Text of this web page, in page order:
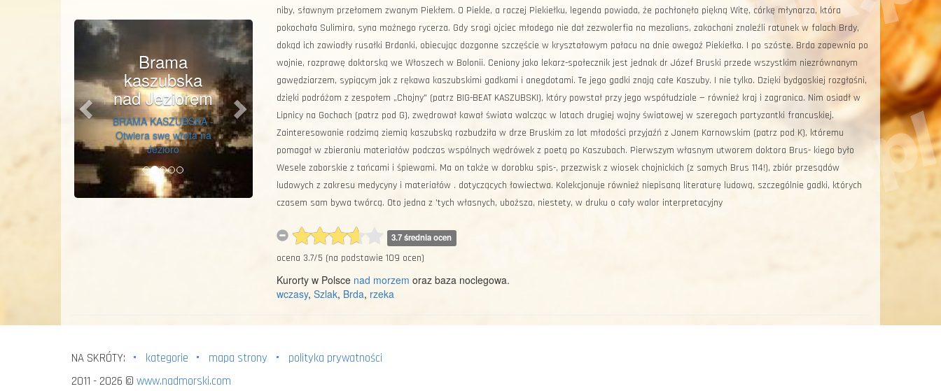
Brama
kaszubska
nad Jeziorem
BRAMA KASZUBSKA -
Otwiera swe wrota na
Je­zioro
Previous Next
niby, sławnym przełomem zwanym Piekłem. O Piekle, a raczej Piekiełku, legenda powiada, że pochło­nęło piękną Witę, córkę młynarza, która
pokochała Sulimira, syna możnego ry­cerza. Gdy srogi ojciec mło­dego nie dał zezwolerfia na mezalians, zakochani znaleźli ratunek w falach Brdy,
do­kąd ich zawiodły rusałki Brdanki, obiecując dozgonne szczęście w kryształowym pa­łacu na dnie owegoż Piekiełka. I po szóste. Brda zapewnia po
wojnie, rozprawę doktorską we Włoszech w Bolonii. Ceniony jako lekarz-społecznik jest jednak dr Józef Bru­ski przede wszystkim nie­zrównanym
gawędziarzem, sy­piącym jak z rękawa kaszub­skimi gadkami i anegdotami. Te jego gadki znają całe Ka­szuby. I nie tylko. Dzięki bydgoskiej rozgłośni,
dzięki podróżom z zespołem „Choj­ny" (patrz BIG-BEAT KA­SZUBSKI), który powstał przy jego współudziale — również kraj i zagranica. Nim osiadł w
Lipnicy na Gochach (patrz pod G), zwędrował kawał świata walcząc w latach drugiej wojny świa­towej w szeregach partyzant­ki francuskiej.
Zainteresowanie rodzimą zie­mią kaszubską rozbudziła w drze Bruskim za lat młodoś­ci przyjaźń z Janem Kar­nowskim (patrz pod K), któ­remu
pomagał w zbieraniu materiałów podczas wspól­nych wędrówek z poetą po Kaszubach. Pierwszym włas­nym utworem doktora Brus- kiego było
Wesele zaborskie z tańcami i śpiewami. Ma on także w dorobku spis-, przez­wisk z wiosek chojnickich (z samych Brus 114!), zbiór przesądów
ludowych z zakre­su medycyny i materiałów . dotyczących łowiectwa. Ko­lekcjonuje również niepisaną literaturę ludową, szczególnie gadki, których
czasem sam bywa twórcą. Oto jedna z 'tych własnych, uboższa, nie­stety, w druku o cały walor interpretacyjny
3.7 średnia ocen
ocena 3.7/5 (na podstawie 109 ocen)
Kurorty w Polsce nad morzem oraz baza noclegowa.
wczasy, Szlak, Brda, rzeka
NA SKRÓTY: kategorie mapa strony
polityka prywatności
2011 - 2026 © www.nadmorski.com